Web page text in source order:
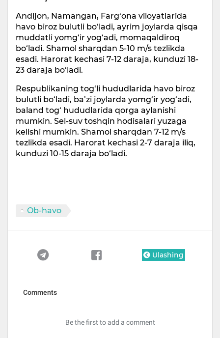
Andijon, Namangan, Farg‘ona viloyatlarida
havo biroz bulutli bo‘ladi, ayrim joylarda qisqa
muddatli yomg‘ir yog‘adi, momaqaldiroq
bo‘ladi. Shamol sharqdan 5-10 m/s tezlikda
esadi. Harorat kechasi 7-12 daraja, kunduzi 18-
23 daraja bo‘ladi.
Respublikaning tog‘li hududlarida havo biroz
bulutli bo‘ladi, ba’zi joylarda yomg‘ir yog‘adi,
baland tog‘ hududlarida qorga aylanishi
mumkin. Sel-suv toshqin hodisalari yuzaga
kelishi mumkin. Shamol sharqdan 7-12 m/s
tezlikda esadi. Harorat kechasi 2-7 daraja iliq,
kunduzi 10-15 daraja bo‘ladi.
Ob-havo
Ulashing